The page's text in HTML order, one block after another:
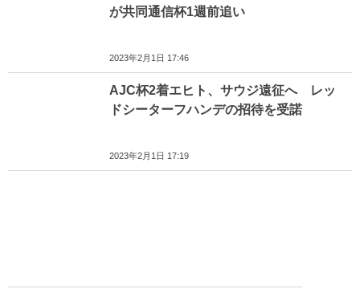
が共同通信杯1週前追い
2023年2月1日 17:46
AJC杯2着エヒト、サウジ遠征へ レッ
ドシーターフハンデの招待を受諾
2023年2月1日 17:19